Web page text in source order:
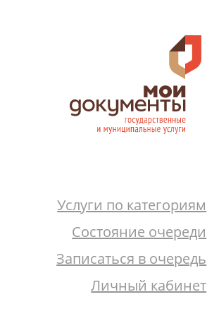
Услуги по категориям
Состояние очереди
Записаться в очередь
Личный кабинет